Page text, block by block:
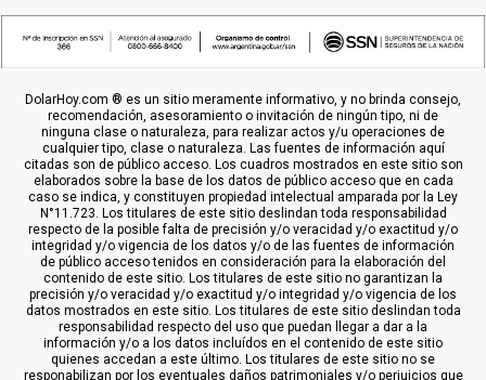
DolarHoy.com ® es un sitio meramente informativo, y no brinda consejo,
recomendación, asesoramiento o invitación de ningún tipo, ni de
ninguna clase o naturaleza, para realizar actos y/u operaciones de
cualquier tipo, clase o naturaleza. Las fuentes de información aquí
citadas son de público acceso. Los cuadros mostrados en este sitio son
elaborados sobre la base de los datos de público acceso que en cada
caso se indica, y constituyen propiedad intelectual amparada por la Ley
N°11.723. Los titulares de este sitio deslindan toda responsabilidad
respecto de la posible falta de precisión y/o veracidad y/o exactitud y/o
integridad y/o vigencia de los datos y/o de las fuentes de información
de público acceso tenidos en consideración para la elaboración del
contenido de este sitio. Los titulares de este sitio no garantizan la
precisión y/o veracidad y/o exactitud y/o integridad y/o vigencia de los
datos mostrados en este sitio. Los titulares de este sitio deslindan toda
responsabilidad respecto del uso que puedan llegar a dar a la
información y/o a los datos incluídos en el contenido de este sitio
quienes accedan a este último. Los titulares de este sitio no se
responabilizan por los eventuales daños patrimoniales y/o perjuicios que